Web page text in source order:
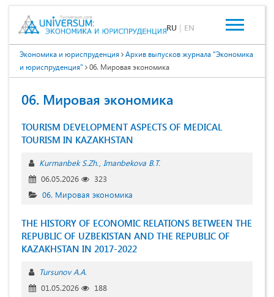
RU | EN
Экономика и юриспруденция
Архив выпусков журнала "Экономика
и юриспруденция"
06. Мировая экономика
06. Мировая экономика
TOURISM DEVELOPMENT ASPECTS OF MEDICAL
TOURISM IN KAZAKHSTAN
Kurmanbek S.Zh. Imanbekova B.T.
06.05.2026
323
06. Мировая экономика
THE HISTORY OF ECONOMIC RELATIONS BETWEEN THE
REPUBLIC OF UZBEKISTAN AND THE REPUBLIC OF
KAZAKHSTAN IN 2017-2022
Tursunov A.A.
01.05.2026
188